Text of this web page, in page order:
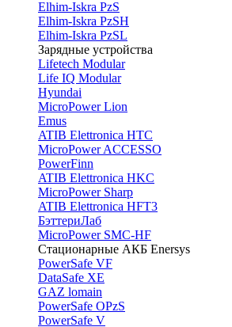
Elhim-Iskra PzS
Elhim-Iskra PzSH
Elhim-Iskra PzSL
Зарядные устройства
Lifetech Modular
Life IQ Modular
Hyundai
MicroPower Lion
Emus
ATIB Elettronica HTC
MicroPower ACCESSO
PowerFinn
ATIB Elettronica HKC
MicroPower Sharp
ATIB Elettronica HFT3
БэттериЛаб
MicroPower SMC-HF
Стационарные АКБ Enersys
PowerSafe VF
DataSafe XE
GAZ lomain
PowerSafe OPzS
PowerSafe V